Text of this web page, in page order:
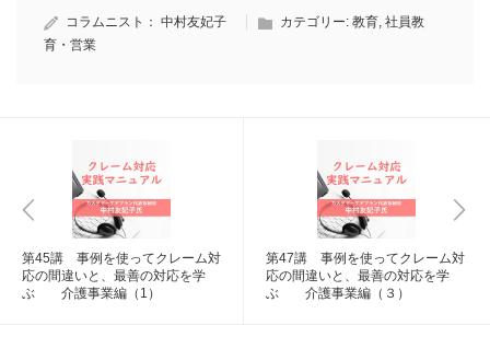
コラムニスト： 中村友妃子 カテゴリー: 教育, 社員教
育・営業
第45講 事例を使ってクレーム対
応の間違いと、最善の対応を学
ぶ 介護事業編（1）
第47講 事例を使ってクレーム対
応の間違いと、最善の対応を学
ぶ 介護事業編（３）